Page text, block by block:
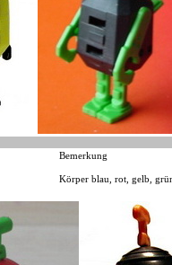
Bemerkung
Körper blau, rot, gelb,